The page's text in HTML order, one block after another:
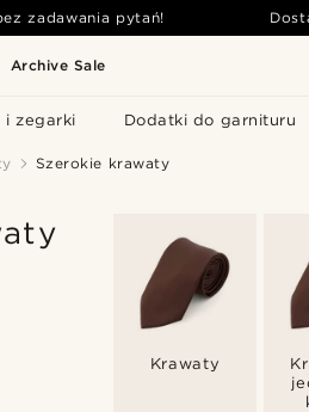
Archive Sale
i zegarki Dodatki do garnituru
zadawania pytań!
Szerokie krawaty
Krawaty